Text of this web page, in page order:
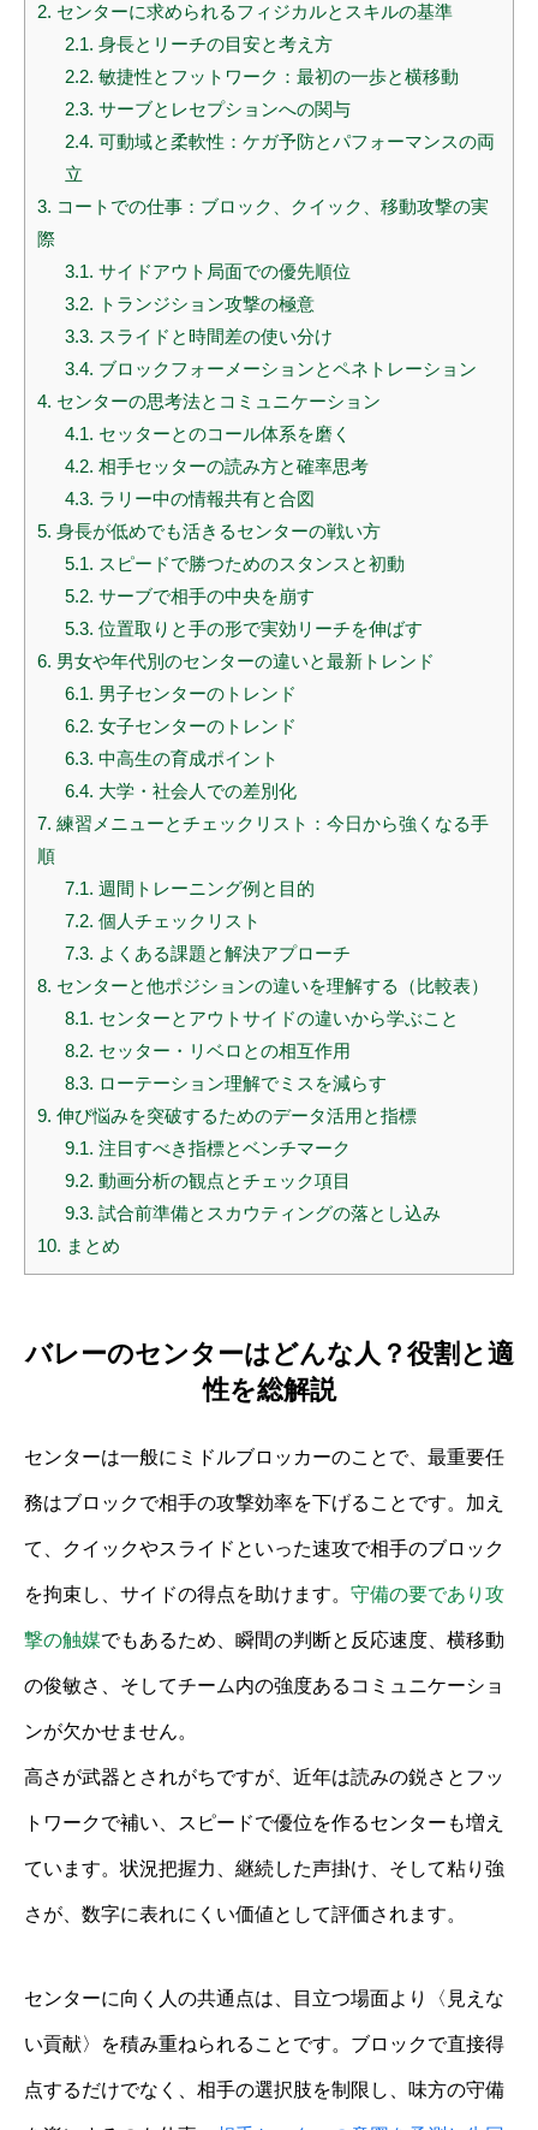
2. センターに求められるフィジカルとスキルの基準
2.1. 身長とリーチの目安と考え方
2.2. 敏捷性とフットワーク：最初の一歩と横移動
2.3. サーブとレセプションへの関与
2.4. 可動域と柔軟性：ケガ予防とパフォーマンスの両
立
3. コートでの仕事：ブロック、クイック、移動攻撃の実
際
3.1. サイドアウト局面での優先順位
3.2. トランジション攻撃の極意
3.3. スライドと時間差の使い分け
3.4. ブロックフォーメーションとペネトレーション
4. センターの思考法とコミュニケーション
4.1. セッターとのコール体系を磨く
4.2. 相手セッターの読み方と確率思考
4.3. ラリー中の情報共有と合図
5. 身長が低めでも活きるセンターの戦い方
5.1. スピードで勝つためのスタンスと初動
5.2. サーブで相手の中央を崩す
5.3. 位置取りと手の形で実効リーチを伸ばす
6. 男女や年代別のセンターの違いと最新トレンド
6.1. 男子センターのトレンド
6.2. 女子センターのトレンド
6.3. 中高生の育成ポイント
6.4. 大学・社会人での差別化
7. 練習メニューとチェックリスト：今日から強くなる手
順
7.1. 週間トレーニング例と目的
7.2. 個人チェックリスト
7.3. よくある課題と解決アプローチ
8. センターと他ポジションの違いを理解する（比較表）
8.1. センターとアウトサイドの違いから学ぶこと
8.2. セッター・リベロとの相互作用
8.3. ローテーション理解でミスを減らす
9. 伸び悩みを突破するためのデータ活用と指標
9.1. 注目すべき指標とベンチマーク
9.2. 動画分析の観点とチェック項目
9.3. 試合前準備とスカウティングの落とし込み
10. まとめ
バレーのセンターはどんな人？役割と適
性を総解説
センターは一般にミドルブロッカーのことで、最重要任
務はブロックで相手の攻撃効率を下げることです。加え
て、クイックやスライドといった速攻で相手のブロック
を拘束し、サイドの得点を助けます。 守備の要であり攻
撃の触媒でもあるため、瞬間の判断と反応速度、横移動
の俊敏さ、そしてチーム内の強度あるコミュニケーショ
ンが欠かせません。
高さが武器とされがちですが、近年は読みの鋭さとフッ
トワークで補い、スピードで優位を作るセンターも増え
ています。状況把握力、継続した声掛け、そして粘り強
さが、数字に表れにくい価値として評価されます。
センターに向く人の共通点は、目立つ場面より〈見えな
い貢献〉を積み重ねられることです。ブロックで直接得
点するだけでなく、相手の選択肢を制限し、味方の守備